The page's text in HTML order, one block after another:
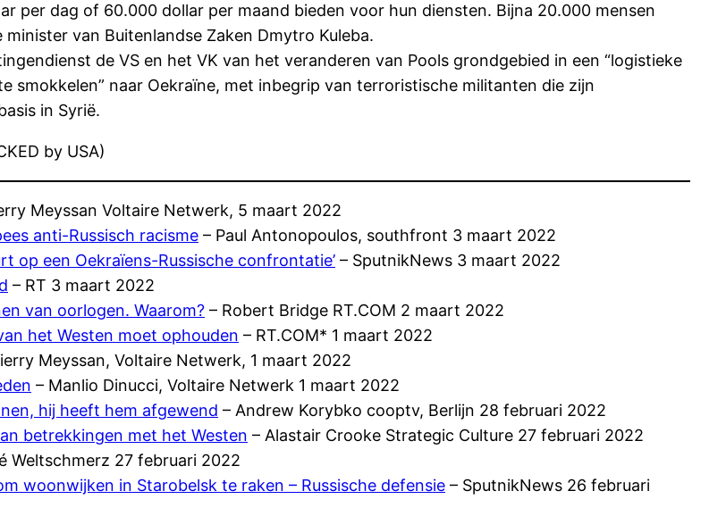
per dag of 60.000 dollar per maand bieden voor hun diensten. Bijna 20.000 mensen
van Buitenlandse Zaken Dmytro Kuleba.
de VS en het VK van het veranderen van Pools grondgebied in een “logistieke
naar Oekraïne, met inbegrip van terroristische militanten die zijn
in Syrië.
by USA)
Meyssan Voltaire Netwerk, 5 maart 2022
anti-Russisch racisme – Paul Antonopoulos, southfront 3 maart 2022
op een Oekraïens-Russische confrontatie’ – SputnikNews 3 maart 2022
– RT 3 maart 2022
van oorlogen. Waarom? – Robert Bridge RT.COM 2 maart 2022
het Westen moet ophouden – RT.COM* 1 maart 2022
Meyssan, Voltaire Netwerk, 1 maart 2022
– Manlio Dinucci, Voltaire Netwerk 1 maart 2022
hij heeft hem afgewend – Andrew Korybko cooptv, Berlijn 28 februari 2022
betrekkingen met het Westen – Alastair Crooke Strategic Culture 27 februari 2022
Weltschmerz 27 februari 2022
woonwijken in Starobelsk te raken – Russische defensie – SputnikNews 26 februari